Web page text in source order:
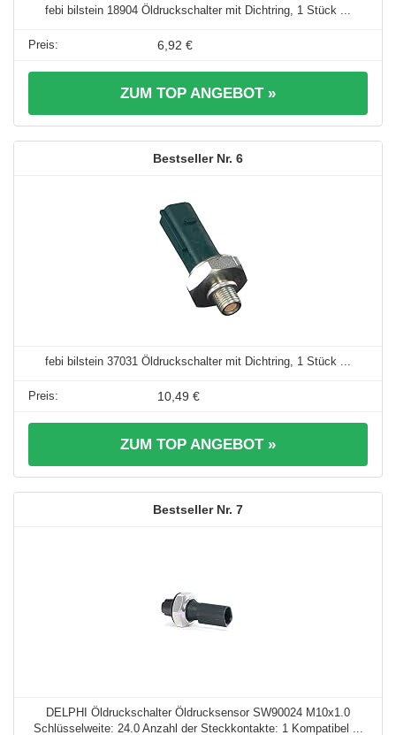
febi bilstein 18904 Öldruckschalter mit Dichtring, 1 Stück ...
6,92 €
ZUM TOP ANGEBOT »
6
febi bilstein 37031 Öldruckschalter mit Dichtring, 1 Stück ...
10,49 €
ZUM TOP ANGEBOT »
7
DELPHI Öldruckschalter Öldrucksensor SW90024 M10x1.0
Schlüsselweite: 24.0 Anzahl der Steckkontakte: 1 Kompatibel ...